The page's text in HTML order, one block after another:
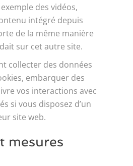
des vidéos,
intégré depuis
de la même manière
sur cet autre site.
collecter des données
embarquer des
vos interactions avec
si vous disposez d’un
site web.
mesures